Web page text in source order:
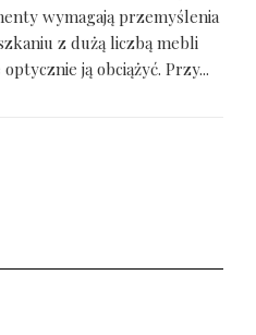
wymagają przemyślenia
z dużą liczbą mebli
ją obciążyć. Przy...